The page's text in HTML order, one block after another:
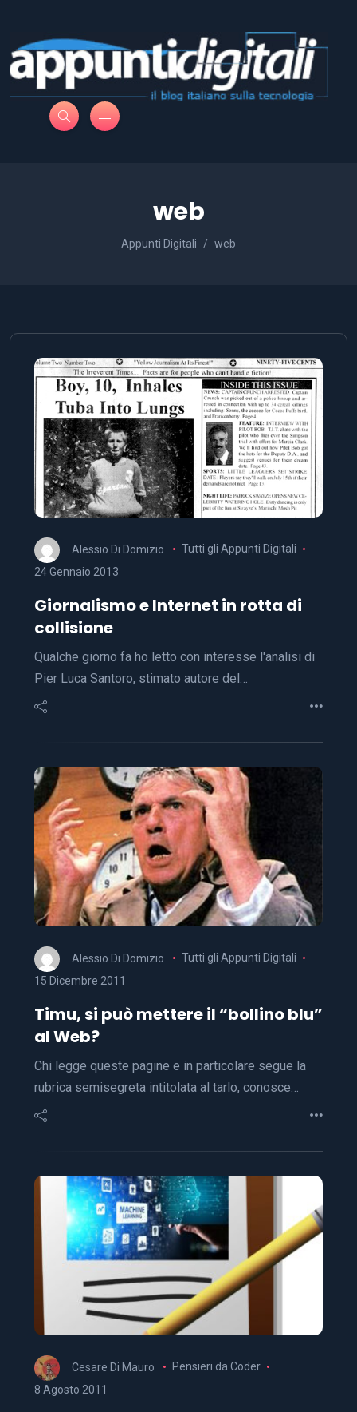
web
Appunti Digitali web
Alessio Di Domizio
Tutti gli Appunti Digitali
24 Gennaio 2013
Giornalismo e Internet in rotta di
collisione
Qualche giorno fa ho letto con interesse l'analisi di
Pier Luca Santoro, stimato autore del…
Alessio Di Domizio
Tutti gli Appunti Digitali
15 Dicembre 2011
Timu, si può mettere il “bollino blu”
al Web?
Chi legge queste pagine e in particolare segue la
rubrica semisegreta intitolata al tarlo, conosce…
Cesare Di Mauro
Pensieri da Coder
8 Agosto 2011